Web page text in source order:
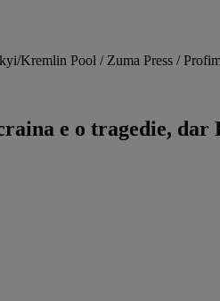
Kremlin Pool / Zuma Press /
e o tragedie, dar